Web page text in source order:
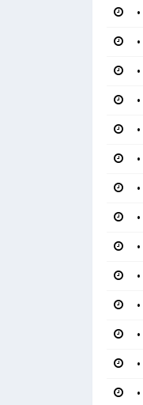
•
•
•
•
•
•
•
•
•
•
•
•
•
•